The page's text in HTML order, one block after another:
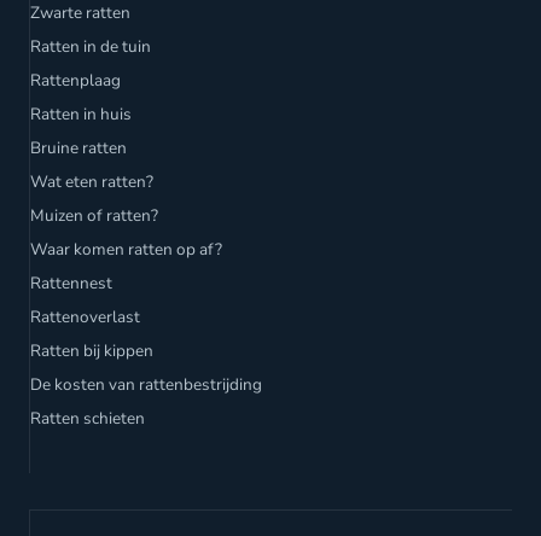
Zwarte ratten
Ratten in de tuin
Rattenplaag
Ratten in huis
Bruine ratten
Wat eten ratten?
Muizen of ratten?
Waar komen ratten op af?
Rattennest
Rattenoverlast
Ratten bij kippen
De kosten van rattenbestrijding
Ratten schieten